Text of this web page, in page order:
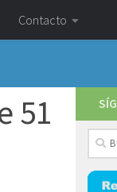
Contacto
51
Buscar: